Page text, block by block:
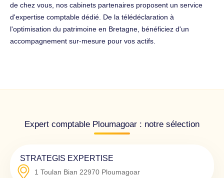
de chez vous, nos cabinets partenaires proposent un service
d'expertise comptable dédié. De la télédéclaration à
l'optimisation du patrimoine en Bretagne, bénéficiez d'un
accompagnement sur-mesure pour vos actifs.
Expert comptable Ploumagoar : notre sélection
STRATEGIS EXPERTISE
1 Toulan Bian 22970 Ploumagoar